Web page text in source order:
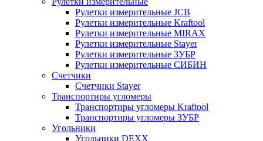
Рулетки измерительные JCB
Рулетки измерительные Kraftool
Рулетки измерительные MIRAX
Рулетки измерительные Stayer
Рулетки измерительные ЗУБР
Рулетки измерительные СИБИН
Счетчики
Счетчики Stayer
Транспортиры угломеры
Транспортиры угломеры Kraftool
Транспортиры угломеры ЗУБР
Угольники
Угольники DEXX